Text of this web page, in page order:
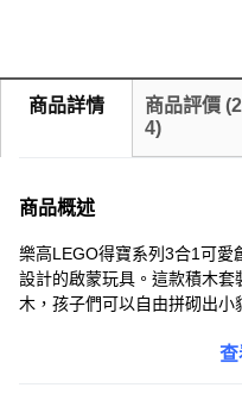
商品詳情 商品評價 (2
4)
商品概述
樂高LEGO得寶系列3合1可愛
設計的啟蒙玩具。這款積木
木，孩子們可以自由拼砌出小
發他們的想像力和創造力。查